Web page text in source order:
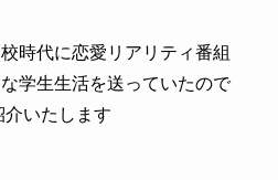
時代に恋愛リアリティ番組
学生生活を送っていたので
いたします